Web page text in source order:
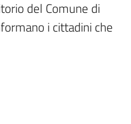
del Comune di
i cittadini che